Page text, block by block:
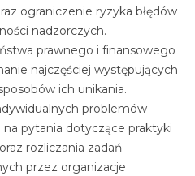
ograniczenie ryzyka błędów
nadzorczych.
prawnego i finansowego
najczęściej występujących
ich unikania.
problemów
pytania dotyczące praktyki
rozliczania zadań
przez organizacje